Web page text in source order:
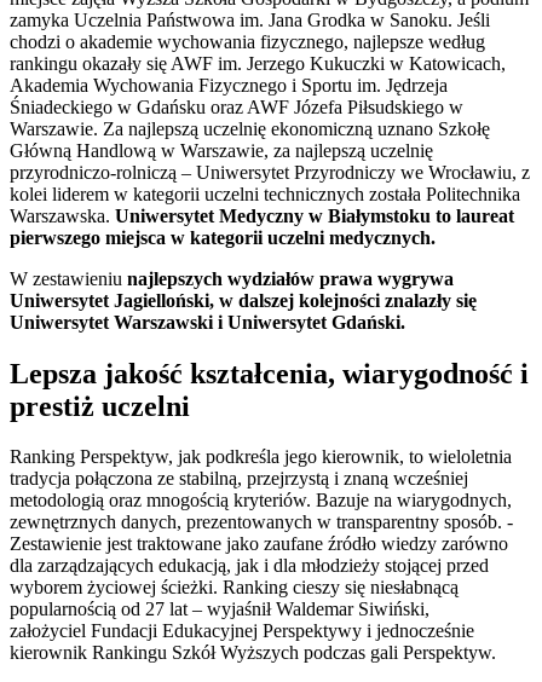
zamyka Uczelnia Państwowa im. Jana Grodka w Sanoku. Jeśli
chodzi o akademie wychowania fizycznego, najlepsze według
rankingu okazały się AWF im. Jerzego Kukuczki w Katowicach,
Akademia Wychowania Fizycznego i Sportu im. Jędrzeja
Śniadeckiego w Gdańsku oraz AWF Józefa Piłsudskiego w
Warszawie. Za najlepszą uczelnię ekonomiczną uznano Szkołę
Główną Handlową w Warszawie, za najlepszą uczelnię
przyrodniczo-rolniczą – Uniwersytet Przyrodniczy we Wrocławiu, z
kolei liderem w kategorii uczelni technicznych została Politechnika
Warszawska. Uniwersytet Medyczny w Białymstoku to laureat
pierwszego miejsca w kategorii uczelni medycznych.
W zestawieniu najlepszych wydziałów prawa wygrywa
Uniwersytet Jagielloński, w dalszej kolejności znalazły się
Uniwersytet Warszawski i Uniwersytet Gdański.
Lepsza jakość kształcenia, wiarygodność i
prestiż uczelni
Ranking Perspektyw, jak podkreśla jego kierownik, to wieloletnia
tradycja połączona ze stabilną, przejrzystą i znaną wcześniej
metodologią oraz mnogością kryteriów. Bazuje na wiarygodnych,
zewnętrznych danych, prezentowanych w transparentny sposób. -
Zestawienie jest traktowane jako zaufane źródło wiedzy zarówno
dla zarządzających edukacją, jak i dla młodzieży stojącej przed
wyborem życiowej ścieżki. Ranking cieszy się niesłabnącą
popularnością od 27 lat – wyjaśnił Waldemar Siwiński,
założyciel Fundacji Edukacyjnej Perspektywy i jednocześnie
kierownik Rankingu Szkół Wyższych podczas gali Perspektyw.